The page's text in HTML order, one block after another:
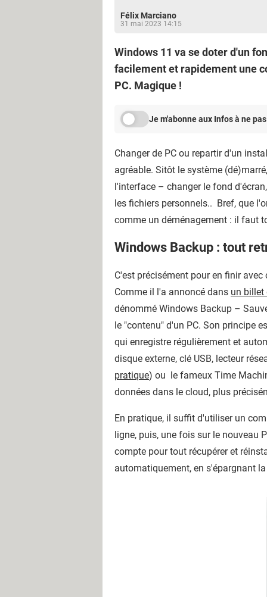
Félix Marciano
31 mai 2023 14:15
Windows 11 va se doter d'un
facilement et rapidement une
PC. Magique !
Je m'abonne aux Infos à ne
Changer de PC ou repartir d'un
agréable. Sitôt le système
l'interface – changer le fond
les fichiers personnels.. Bref, que
comme un déménagement : il faut
Windows Backup : tout
C'est précisément pour en finir
Comme il l'a annoncé dans un billet
dénommé Windows Backup –
le "contenu" d'un PC. Son principe
qui enregistre régulièrement et
disque externe, clé USB, lecteur
pratique) ou le fameux Time
données dans le cloud, plus
En pratique, il suffit d'utiliser un
ligne, puis, une fois sur le nouveau
compte pour tout récupérer et
automatiquement, en s'épargnant